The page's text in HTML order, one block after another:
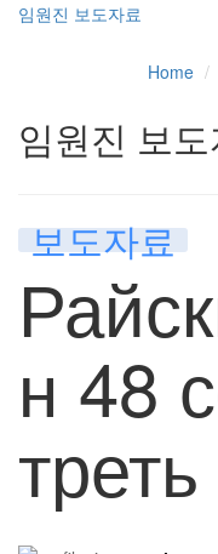
임원진 보도자료
Home
임원진 보
보도자료
н 48